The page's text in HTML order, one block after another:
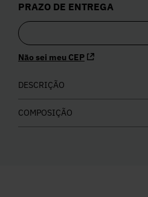
PRAZO DE ENTREGA
Não sei meu CEP
DESCRIÇÃO
COMPOSIÇÃO
5º Calça
6º Colete
7º Vestidos
Calça Jeans